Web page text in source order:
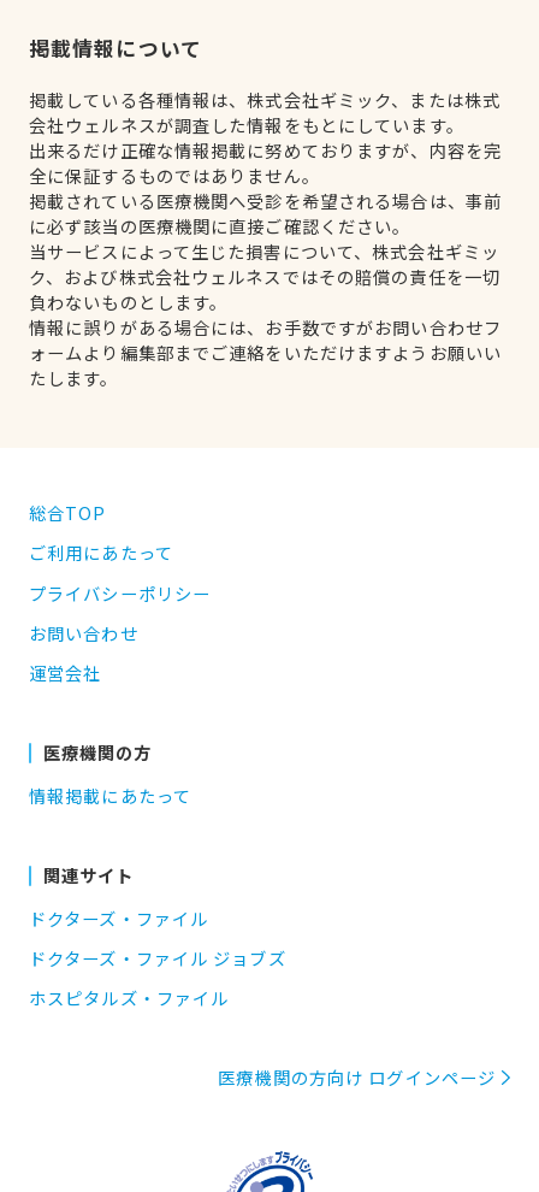
掲載情報について
掲載している各種情報は、株式会社ギミック、または株式
会社ウェルネスが調査した情報をもとにしています。
出来るだけ正確な情報掲載に努めておりますが、内容を完
全に保証するものではありません。
掲載されている医療機関へ受診を希望される場合は、事前
に必ず該当の医療機関に直接ご確認ください。
当サービスによって生じた損害について、株式会社ギミッ
ク、および株式会社ウェルネスではその賠償の責任を一切
負わないものとします。
情報に誤りがある場合には、お手数ですがお問い合わせフ
ォームより編集部までご連絡をいただけますようお願いい
たします。
総合TOP
ご利用にあたって
プライバシーポリシー
お問い合わせ
運営会社
医療機関の方
情報掲載にあたって
関連サイト
ドクターズ・ファイル
ドクターズ・ファイル ジョブズ
ホスピタルズ・ファイル
医療機関の方向け ログインページ